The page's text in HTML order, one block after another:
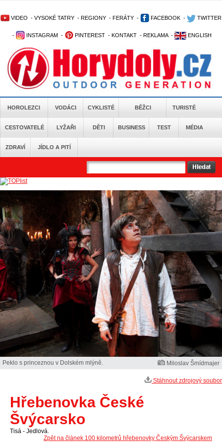
VIDEO - VYSOKÉ TATRY - REGIONY - FERÁTY - FACEBOOK - TWITTER
- INSTAGRAM - PINTEREST - KONTAKT - REKLAMA - ENGLISH
HOROLEZCI VODÁCI CYKLISTÉ BĚŽCI TURISTÉ
CESTOVATELÉ LYŽAŘI DĚTI BUSINESS TEST MÉDIA
ZDRAVÍ JÍDLO A PITÍ
Peklo s princeznou v Dolském mlýně. Miloslav Šmídmajer
Stáhnout zdrojový soubor
Hřebenovka České
Švýcarsko
Tisá - Jedlová.
Zpět na článek 100 kilometrů hřebenovky Českým Švýcarskem